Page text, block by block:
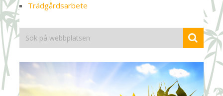
Trädgårdsarbete